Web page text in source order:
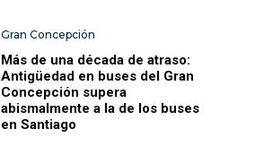
Gran Concepción
Más de una década de atraso:
Antigüedad en buses del Gran
Concepción supera
abismalmente a la de los buses
en Santiago